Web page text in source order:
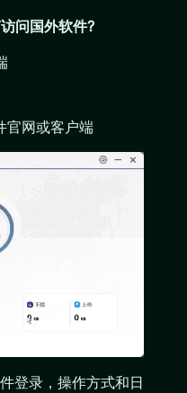
问国外软件?
官网或客户端
登录，操作方式和日